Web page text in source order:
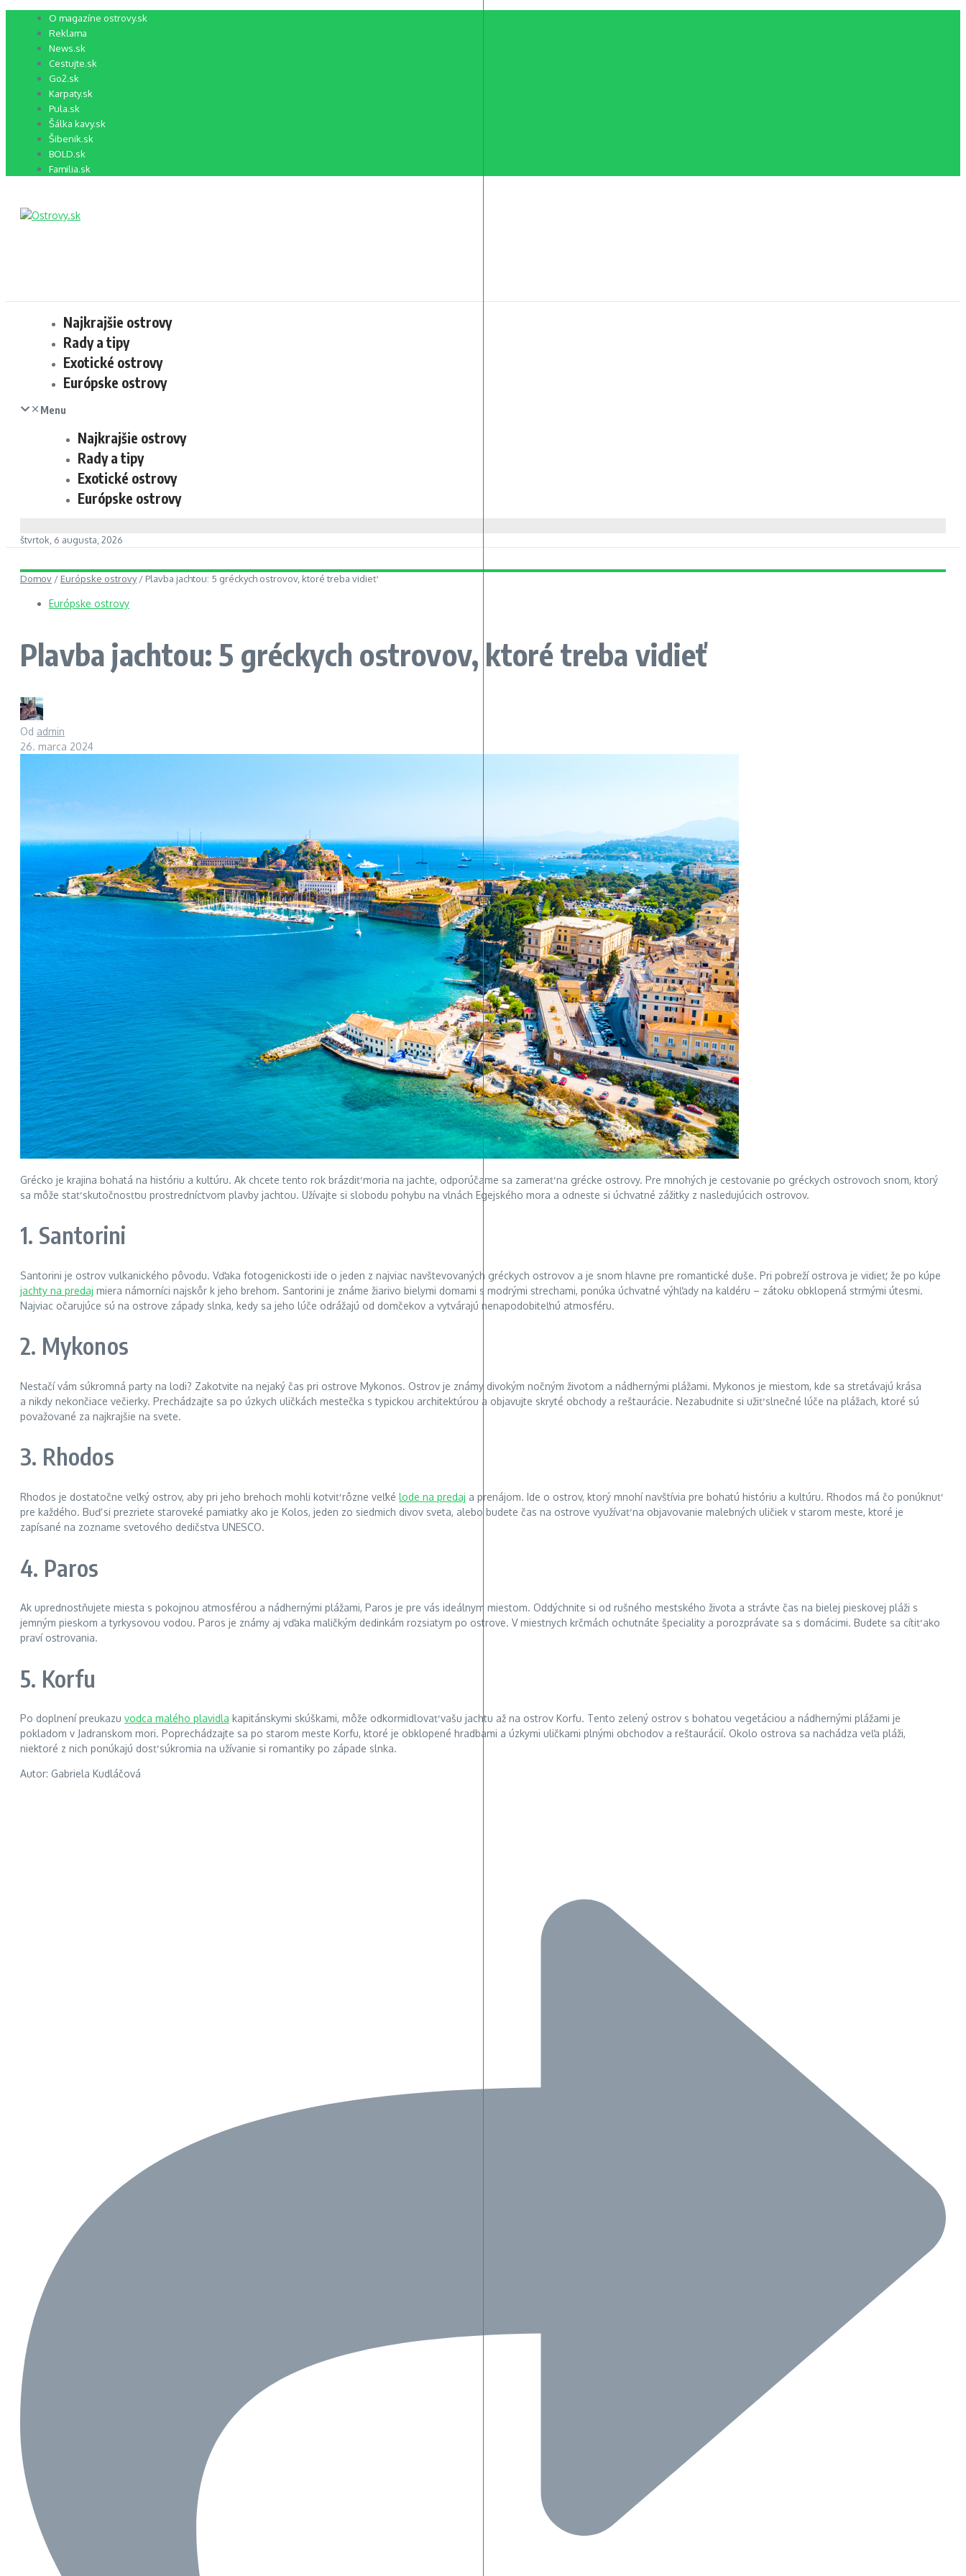
Preskočiť O magazíne ostrovy.sk
Reklama
News.sk
Cestujte.sk
Go2.sk
Karpaty.sk
Pula.sk
Šálka kavy.sk
Šibenik.sk
BOLD.sk
Familia.sk
Najkrajšie ostrovy
Rady a tipy
Exotické ostrovy
Európske ostrovy
Menu
Najkrajšie ostrovy
Rady a tipy
Exotické ostrovy
Európske ostrovy
štvrtok, 6 augusta, 2026
Domov / Európske ostrovy/ Plavba jachtou: 5 gréckych ostrovov, ktoré treba vidieť
Európske ostrovy
Plavba jachtou: 5 gréckych ostrovov, ktoré treba vidieť
Od admin
26. marca 2024
Grécko je krajina bohatá na históriu a kultúru. Ak chcete tento rok brázdiť moria na jachte, odporúčame sa zamerať na grécke ostrovy. Pre mnohých je cestovanie po gréckych ostrovoch snom, ktorý
sa môže stať skutočnosťou prostredníctvom plavby jachtou. Užívajte si slobodu pohybu na vlnách Egejského mora a odneste si úchvatné zážitky z nasledujúcich ostrovov.
1. Santorini
Santorini je ostrov vulkanického pôvodu. Vďaka fotogenickosti ide o jeden z najviac navštevovaných gréckych ostrovov a je snom hlavne pre romantické duše. Pri pobreží ostrova je vidieť, že po kúpe
jachty na predaj miera námorníci najskôr k jeho brehom. Santorini je známe žiarivo bielymi domami s modrými strechami, ponúka úchvatné výhľady na kaldéru – zátoku obklopená strmými útesmi.
Najviac očarujúce sú na ostrove západy slnka, kedy sa jeho lúče odrážajú od domčekov a vytvárajú nenapodobiteľnú atmosféru.
2. Mykonos
Nestačí vám súkromná party na lodi? Zakotvite na nejaký čas pri ostrove Mykonos. Ostrov je známy divokým nočným životom a nádhernými plážami. Mykonos je miestom, kde sa stretávajú krása
a nikdy nekončiace večierky. Prechádzajte sa po úzkych uličkách mestečka s typickou architektúrou a objavujte skryté obchody a reštaurácie. Nezabudnite si užiť slnečné lúče na plážach, ktoré sú
považované za najkrajšie na svete.
3. Rhodos
Rhodos je dostatočne veľký ostrov, aby pri jeho brehoch mohli kotviť rôzne veľké lode na predaj a prenájom. Ide o ostrov, ktorý mnohí navštívia pre bohatú históriu a kultúru. Rhodos má čo ponúknuť
pre každého. Buď si prezriete staroveké pamiatky ako je Kolos, jeden zo siedmich divov sveta, alebo budete čas na ostrove využívať na objavovanie malebných uličiek v starom meste, ktoré je
zapísané na zozname svetového dedičstva UNESCO.
4. Paros
Ak uprednostňujete miesta s pokojnou atmosférou a nádhernými plážami, Paros je pre vás ideálnym miestom. Oddýchnite si od rušného mestského života a strávte čas na bielej pieskovej pláži s
jemným pieskom a tyrkysovou vodou. Paros je známy aj vďaka maličkým dedinkám rozsiatym po ostrove. V miestnych krčmách ochutnáte špeciality a porozprávate sa s domácimi. Budete sa cítiť ako
praví ostrovania.
5. Korfu
Po doplnení preukazu vodca malého plavidla kapitánskymi skúškami, môže odkormidlovať vašu jachtu až na ostrov Korfu. Tento zelený ostrov s bohatou vegetáciou a nádhernými plážami je
pokladom v Jadranskom mori. Poprechádzajte sa po starom meste Korfu, ktoré je obklopené hradbami a úzkymi uličkami plnými obchodov a reštaurácií. Okolo ostrova sa nachádza veľa pláži,
niektoré z nich ponúkajú dosť súkromia na užívanie si romantiky po západe slnka.
Autor: Gabriela Kudláčová